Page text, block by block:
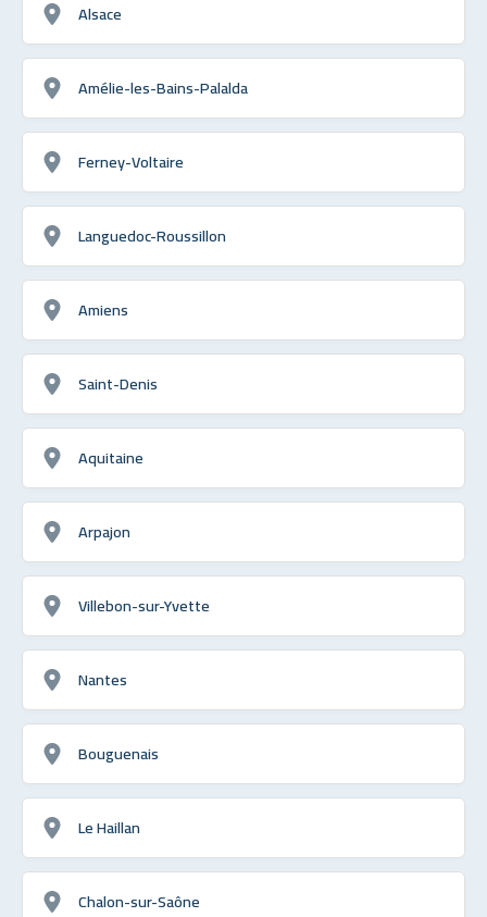
Alsace
Amélie-les-Bains-Palalda
Ferney-Voltaire
Languedoc-Roussillon
Amiens
Saint-Denis
Aquitaine
Arpajon
Villebon-sur-Yvette
Nantes
Bouguenais
Le Haillan
Chalon-sur-Saône